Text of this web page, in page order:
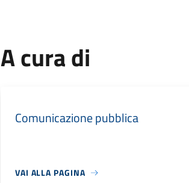
A cura di
Comunicazione pubblica
VAI ALLA PAGINA